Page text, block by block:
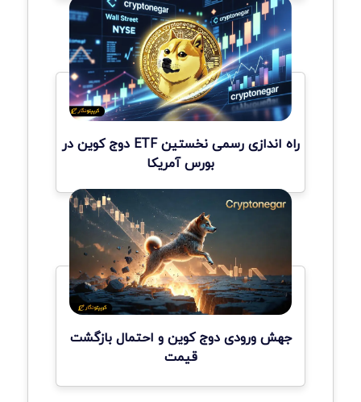
راه اندازی رسمی نخستین ETF دوج کوین در
بورس آمریکا
جهش ورودی دوج کوین و احتمال بازگشت
قیمت